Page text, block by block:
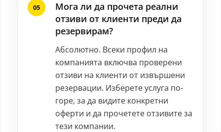
Мога ли да прочета реални
отзиви от клиенти преди да
резервирам?
Абсолютно. Всеки профил на
компанията включва проверени
отзиви на клиенти от извършени
резервации. Изберете услуга по-
горе, за да видите конкретни
оферти и да прочетете отзивите за
тези компании.